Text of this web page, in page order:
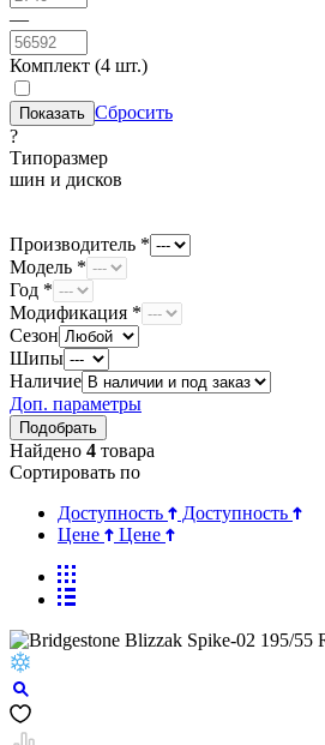
—
Комплект (4 шт.)
Сбросить
?
Типоразмер
шин и дисков
Производитель *
Модель *
Год *
Модификация *
Сезон
Шипы
Наличие
Доп. параметры
Найдено 4 товара
Сортировать по
Доступность
Доступность
Цене
Цене